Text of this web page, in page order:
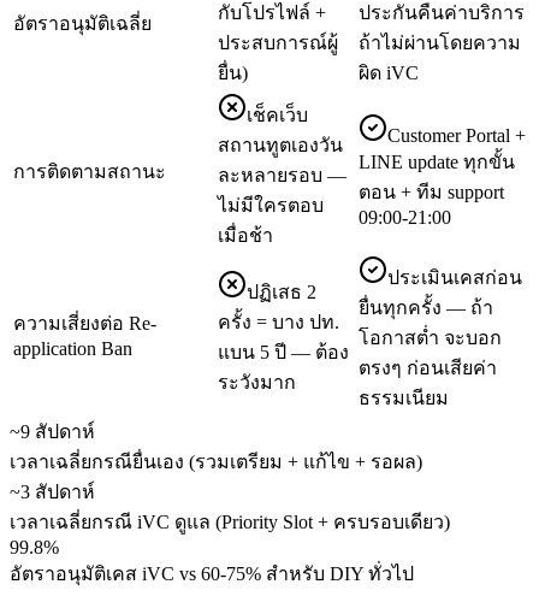
อัตราอนุมัติเฉลี่ย
กับโปรไฟล์ +
ประสบการณ์ผู้
ยื่น)
ประกันคืนค่าบริการ
ถ้าไม่ผ่านโดยความ
ผิด iVC
การติดตามสถานะ
เช็คเว็บ
สถานทูตเองวัน
ละหลายรอบ —
ไม่มีใครตอบ
เมื่อช้า
Customer Portal +
LINE update ทุกขั้น
ตอน + ทีม support
09:00-21:00
ความเสี่ยงต่อ Re-
application Ban
ปฏิเสธ 2
ครั้ง = บาง ปท.
แบน 5 ปี — ต้อง
ระวังมาก
ประเมินเคสก่อน
ยื่นทุกครั้ง — ถ้า
โอกาสต่ำ จะบอก
ตรงๆ ก่อนเสียค่า
ธรรมเนียม
~9 สัปดาห์
เวลาเฉลี่ยกรณียื่นเอง (รวมเตรียม + แก้ไข + รอผล)
~3 สัปดาห์
เวลาเฉลี่ยกรณี iVC ดูแล (Priority Slot + ครบรอบเดียว)
99.8%
อัตราอนุมัติเคส iVC vs 60-75% สำหรับ DIY ทั่วไป